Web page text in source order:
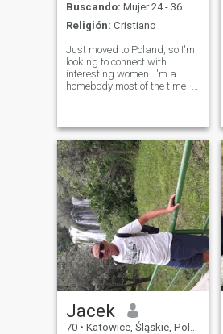
Buscando: Mujer 24 - 36
Religión: Cristiano
Just moved to Poland, so I'm
looking to connect with
interesting women. I'm a
homebody most of the time -
sometimes I get the urge to
go out dancing or drinking
out of the
Jacek
70 • Katowice, Śląskie, Polonia